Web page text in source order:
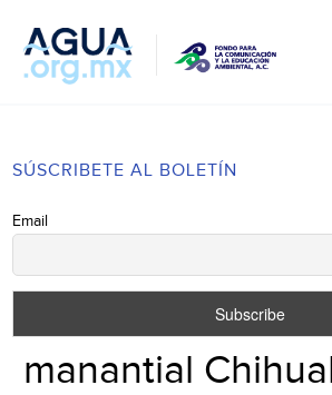
SÚSCRIBETE AL BOLETÍN
Email
manantial